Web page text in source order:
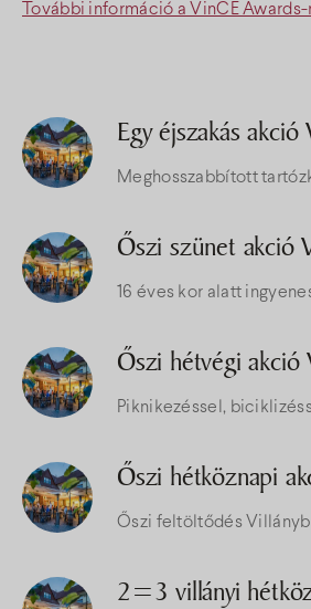
További információ a VinCE Awards-
Egy éjszakás akció
Meghosszabbított
Őszi szünet akció
16 éves kor alatt
Őszi hétvégi akció
Piknikezéssel,
Őszi hétköznapi
Őszi feltöltődés
2=3 villányi